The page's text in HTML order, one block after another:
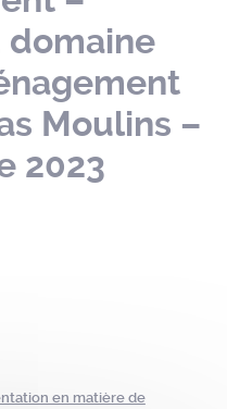
Moulins –
2023
en matière de